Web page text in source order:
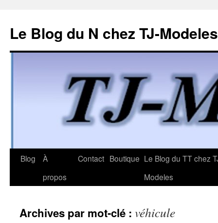
Le Blog du N chez TJ-Modeles
Aller
Blog
À
propos
Contact Boutique Le Blog du TT chez
Modeles
Archives par mot-clé : véhicule